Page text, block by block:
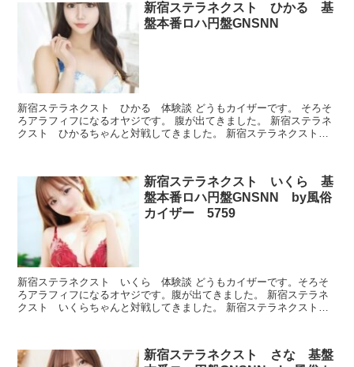
新宿ステラネクスト ひかる 基
盤本番ロハ円盤GNSNN
新宿ステラネクスト ひかる 体験談 どうもカイザーです。 そろそ
ろアラフィフになるオヤジです。 腹が出てきました。 新宿ステラネ
クスト ひかるちゃんと対戦してきました。 新宿ステラネクスト
新宿ステラネクスト いくら 基
盤本番ロハ円盤GNSNN by風俗
カイザー 5759
新宿ステラネクスト いくら 体験談 どうもカイザーです。そろそ
ろアラフィフになるオヤジです。腹が出てきました。 新宿ステラネ
クスト いくらちゃんと対戦してきました。 新宿ステラネクスト
新宿ステラネクスト さな 基盤